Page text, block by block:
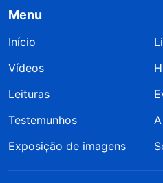
Menu
Início
Vídeos
Leituras
Testemunhos
Exposição de imagens